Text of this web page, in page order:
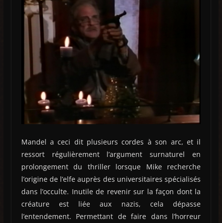
Mandel a ceci dit plusieurs cordes à son arc, et il
ressort régulièrement l’argument surnaturel en
prolongement du thriller lorsque Mike recherche
l’origine de l’elfe auprès des universitaires spécialisés
dans l’occulte. Inutile de revenir sur la façon dont la
créature est liée aux nazis, cela dépasse
l’entendement. Permettant de faire dans l’horreur